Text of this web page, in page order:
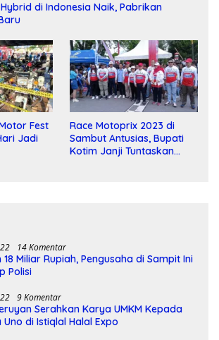
di Indonesia Naik, Pabrikan
Fest
Jadi
Race Motoprix 2023 di
Sambut Antusias, Bupati
Kotim Janji Tuntaskan
14 Komentar
Miliar Rupiah, Pengusaha di Sampit Ini
Polisi
9 Komentar
Serahkan Karya UMKM Kepada
di Istiqlal Halal Expo